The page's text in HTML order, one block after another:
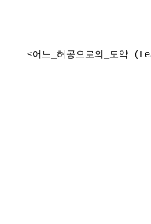
<어느_허공으로의_도약